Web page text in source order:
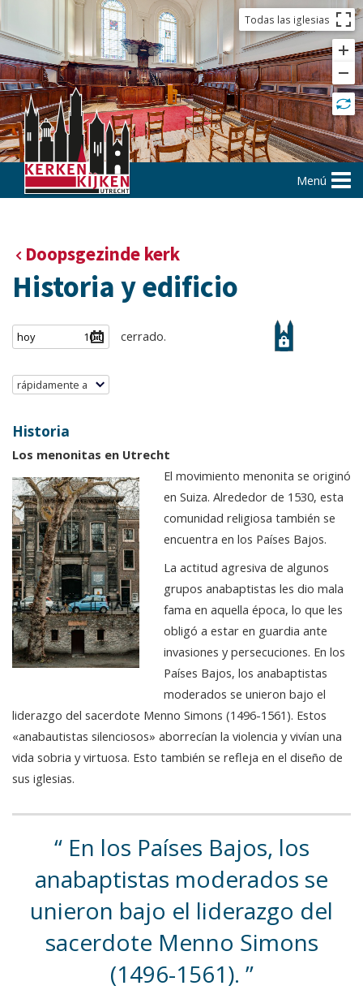
Todas las iglesias
Menú
Doopsgezinde kerk
Historia y edificio
cerrado.
rápidamente a
Historia
Los menonitas en Utrecht
El movimiento menonita se originó
en Suiza. Alrededor de 1530, esta
comunidad religiosa también se
encuentra en los Países Bajos.
La actitud agresiva de algunos
grupos anabaptistas les dio mala
fama en aquella época, lo que les
obligó a estar en guardia ante
invasiones y persecuciones. En los
Países Bajos, los anabaptistas
moderados se unieron bajo el
liderazgo del sacerdote Menno Simons (1496-1561). Estos
«anabautistas silenciosos» aborrecían la violencia y vivían una
vida sobria y virtuosa. Esto también se refleja en el diseño de
sus iglesias.
En los Países Bajos, los
anabaptistas moderados se
unieron bajo el liderazgo del
sacerdote Menno Simons
(1496-1561).